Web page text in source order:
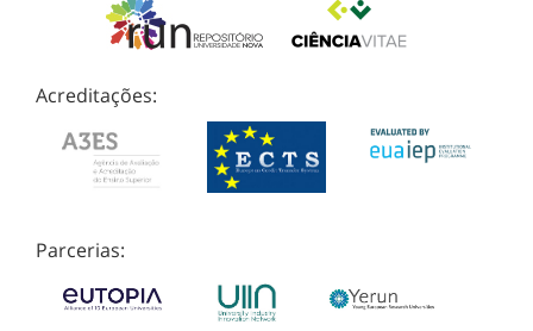
Acreditações:
Parcerias: